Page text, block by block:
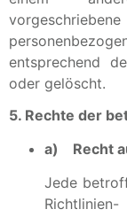
entsprechend
oder gelöscht.
5. Rechte der
a) Recht
Jede